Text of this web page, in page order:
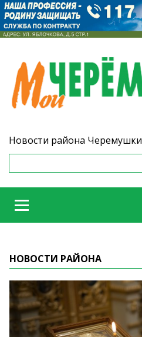
Новости района Черемушки
НОВОСТИ РАЙОНА